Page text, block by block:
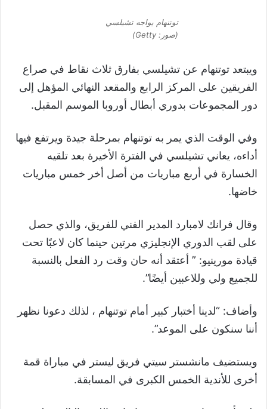
توتنهام يواجه تشيلسي
(صور: Getty)
ويبتعد توتنهام عن تشيلسي بفارق ثلاث نقاط في صراع
الفريقين على المركز الرابع والمقعد النهائي المؤهل إلى
دور المجموعات بدوري أبطال أوروبا الموسم المقبل.
وفي الوقت الذي يمر به توتنهام بمرحلة جيدة ويرتفع فيها
أداءه، يعاني تشيلسي في الفترة الأخيرة بعد تلقيه
الخسارة في أربع مباريات من أصل أخر خمس مباريات
خاضها.
وقال فرانك لامبارد المدير الفني للفريق، والذي حصل
على لقب الدوري الإنجليزي مرتين حينما كان لاعبًا تحت
قيادة مورينيو: ” أعتقد أنه حان وقت رد الفعل بالنسبة
للجميع ولي وللاعبين أيضًا”.
وأضاف: “لدينا أختبار كبير أمام توتنهام ، لذلك دعونا نظهر
أننا سنكون على الموعد”.
ويستضيف مانشستر سيتي فريق ليستر في مباراة قمة
أخرى للأندية الخمس الكبرى في المسابقة.